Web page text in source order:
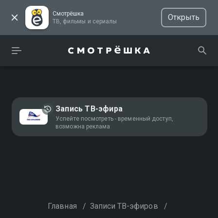
Смотрёшка
ТВ, фильмы и сериалы
Открыть
Запись ТВ-эфира
Успейте посмотреть - временный доступ,
возможна реклама
Главная / Записи ТВ-эфиров /